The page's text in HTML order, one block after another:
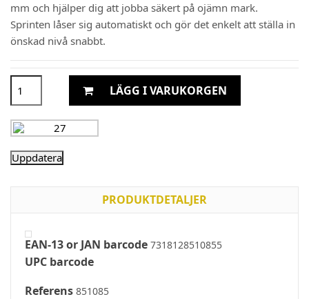
mm och hjälper dig att jobba säkert på ojämn mark.
Sprinten låser sig automatiskt och gör det enkelt att ställa in
önskad nivå snabbt.
LÄGG I VARUKORGEN
PRODUKTDETALJER
EAN-13 or JAN barcode 7318128510855
UPC barcode
Referens 851085